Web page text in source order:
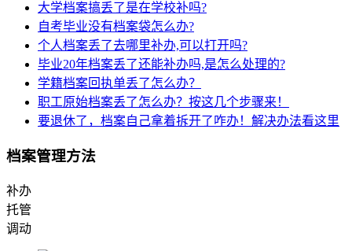
大学档案搞丢了是在学校补吗?
自考毕业没有档案袋怎么办?
个人档案丢了去哪里补办,可以打开吗?
毕业20年档案丢了还能补办吗,是怎么处理的?
学籍档案回执单丢了怎么办？
职工原始档案丢了怎么办？按这几个步骤来！
要退休了，档案自己拿着拆开了咋办！解决办法看这里
档案管理方法
补办
托管
调动